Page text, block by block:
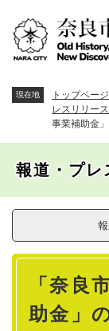
。
現在地 トップページ
レスリリース
事業補助金
報道・プレ
本
「奈良
助金」